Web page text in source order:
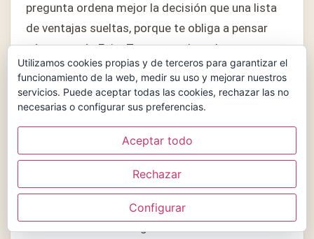
pregunta ordena mejor la decisión que una lista
de ventajas sueltas, porque te obliga a pensar
cómo usarás Fairy Tarot cuando ya lo tengas en
casa.
Otra forma práctica de revisar Fairy Tarot en
reseña es imaginar tres tiradas reales: una
pregunta personal, una consulta de orientación y
una lectura más simbólica. Si Fairy Tarot
responde bien en esos tres escenarios,
probablemente encaje mejor que un mazo que
Utilizamos cookies propias y de terceros para garantizar el
funcionamiento de la web, medir su uso y mejorar nuestros
servicios. Puede aceptar todas las cookies, rechazar las no
necesarias o configurar sus preferencias.
Aceptar todo
Rechazar
Configurar